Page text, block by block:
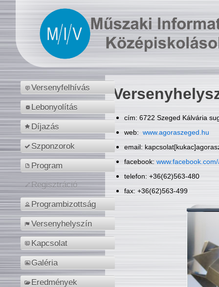
Versenyfelhívás
Lebonyolítás
Díjazás
Szponzorok
Program
Regisztráció
Programbizottság
Versenyhelyszín
Kapcsolat
Galéria
Eredmények
cím: 6722 Szeged Kálvária
web: www.agoraszeged.hu
email:
facebook:
telefon: +36(62)563-480
fax: +36(62)563-499